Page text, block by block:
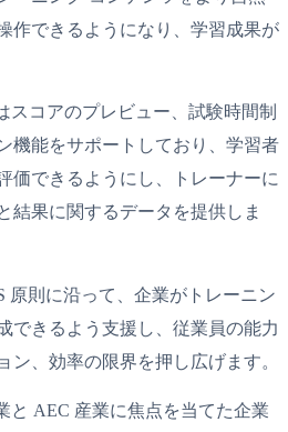
作できるようになり、学習成果が
スコアのプレビュー、試験時間制
機能をサポートしており、学習者
価できるようにし、トレーナーに
結果に関するデータを提供しま
原則に沿って、企業がトレーニン
できるよう支援し、従業員の能力
ン、効率の限界を押し広げます。
と AEC 産業に焦点を当てた企業